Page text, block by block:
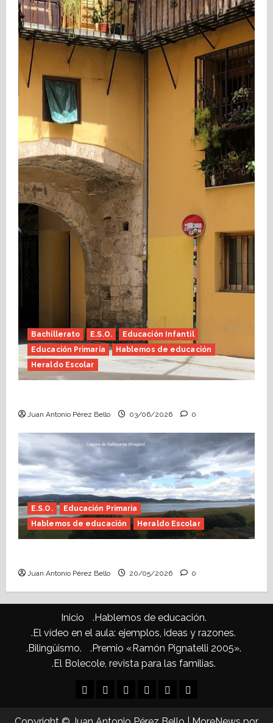
Bachillerato E.S.O.
Educación Infantil
Educación Primaria
Hablemos de educación
Heraldo Escolar
Juan Antonio Pérez Bello 03/06/2026 0
E.S.O.
Educación Primaria
Hablemos de educación
Heraldo Escolar
Juan Antonio Pérez Bello 20/05/2026 0
Inicio
.Hablemos de educación.
.El vídeo en el aula: ejemplos, ideas y razones.
.Bilingüismo.
.Premio «Ramón Pignatelli 2005».
.El Bolecole, revista para las familias.
Inicio.Hablemos
.El
.Bilingüismo.
.Premio
.El